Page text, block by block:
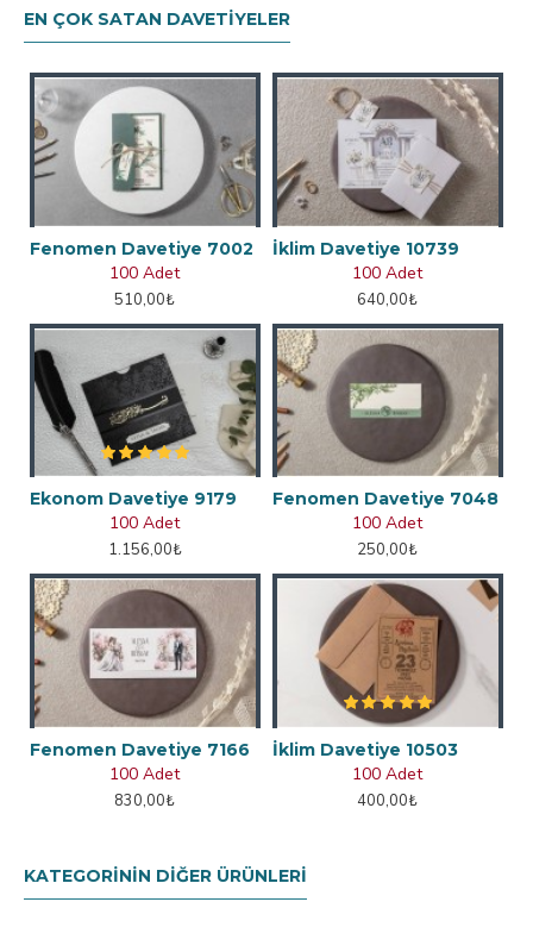
EN ÇOK SATAN DAVETIYELER
Fenomen Davetiye 7002
100 Adet
510,00₺
İklim Davetiye 10739
100 Adet
640,00₺
Ekonom Davetiye 9179
100 Adet
1.156,00₺
Fenomen Davetiye 7048
100 Adet
250,00₺
Fenomen Davetiye 7166
100 Adet
830,00₺
İklim Davetiye 10503
100 Adet
400,00₺
KATEGORININ DIĞER ÜRÜNLERI